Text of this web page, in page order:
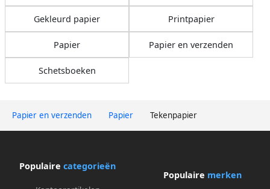
Papier en verzenden Papier Tekenpapier
Gekleurd papier Printpapier
Papier Papier en verzenden
Schetsboeken
Populaire categorieën
Populaire merken